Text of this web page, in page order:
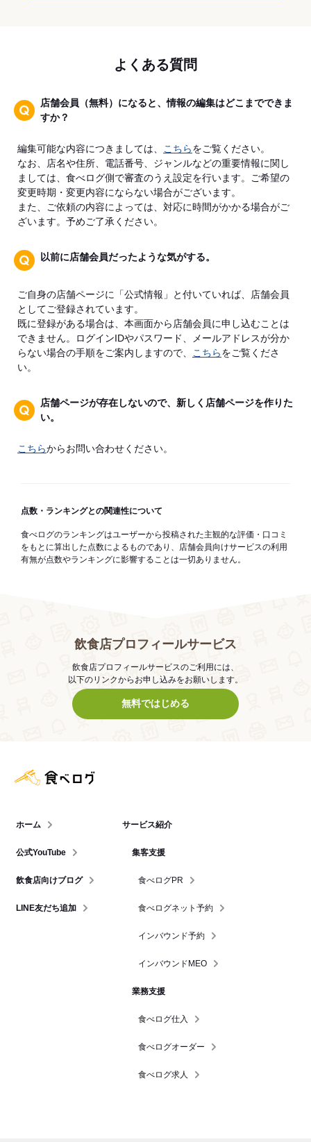
よくある質問
店舗会員（無料）になると、情報の編集はどこまでできま
すか？
編集可能な内容につきましては、 こちらをご覧ください。
なお、店名や住所、電話番号、ジャンルなどの重要情報に関し
ましては、食べログ側で審査のうえ設定を行います。ご希望の
変更時期・変更内容にならない場合がございます。
また、ご依頼の内容によっては、対応に時間がかかる場合がご
ざいます。予めご了承ください。
以前に店舗会員だったような気がする。
ご自身の店舗ページに「公式情報」と付いていれば、店舗会員
としてご登録されています。
既に登録がある場合は、本画面から店舗会員に申し込むことは
できません。ログインIDやパスワード、メールアドレスが分か
らない場合の手順をご案内しますので、
こちらをご覧くださ
い。
店舗ページが存在しないので、新しく店舗ページを作りた
い。
こちらからお問い合わせください。
点数・ランキングとの関連性について
食べログのランキングはユーザーから投稿された主観的な評価・口コミ
をもとに算出した点数によるものであり、店舗会員向けサービスの利用
有無が点数やランキングに影響することは一切ありません。
飲食店プロフィールサービス
飲食店プロフィールサービスのご利用には、
以下のリンクからお申し込みをお願いします。
無料ではじめる
ホーム
公式YouTube
飲食店向けブログ
LINE友だち追加
サービス紹介
集客支援
食べログPR
食べログネット予約
インバウンド予約
インバウンドMEO
業務支援
食べログ仕入
食べログオーダー
食べログ求人